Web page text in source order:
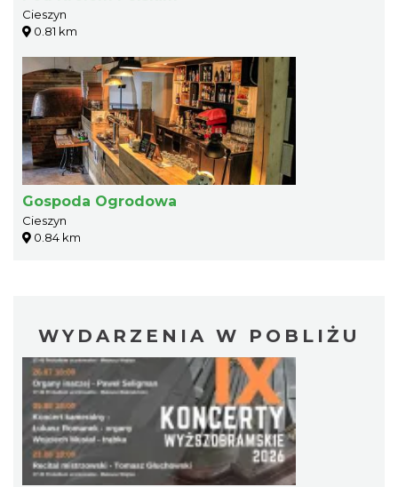
Cieszyn
0.81 km
Gospoda Ogrodowa
Cieszyn
0.84 km
WYDARZENIA W POBLIŻU